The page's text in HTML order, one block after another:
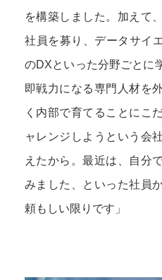
を構築しました。加えて
社員を募り、データサイ
のDXといった分野ごとに
即戦力になる専門人材を
く内部で育てることにこ
ャレンジしようという会
えたから。最近は、自分
みました、といった社員
頼もしい限りです」